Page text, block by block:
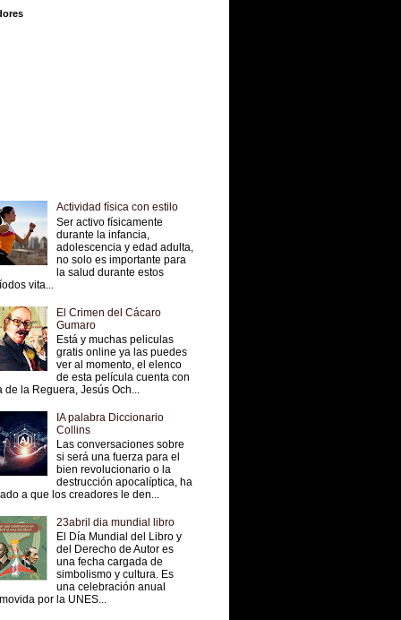
Actividad física con estilo
Ser activo físicamente
durante la infancia,
adolescencia y edad adulta,
no solo es importante para
la salud durante estos
vita...
El Crimen del Cácaro
Gumaro
Está y muchas peliculas
gratis online ya las puedes
ver al momento, el elenco
de esta película cuenta con
de la Reguera, Jesús Och...
IA palabra Diccionario
Collins
Las conversaciones sobre
si será una fuerza para el
bien revolucionario o la
destrucción apocalíptica, ha
a que los creadores le den...
23abril dia mundial libro
El Día Mundial del Libro y
del Derecho de Autor es
una fecha cargada de
simbolismo y cultura. Es
una celebración anual
por la UNES...